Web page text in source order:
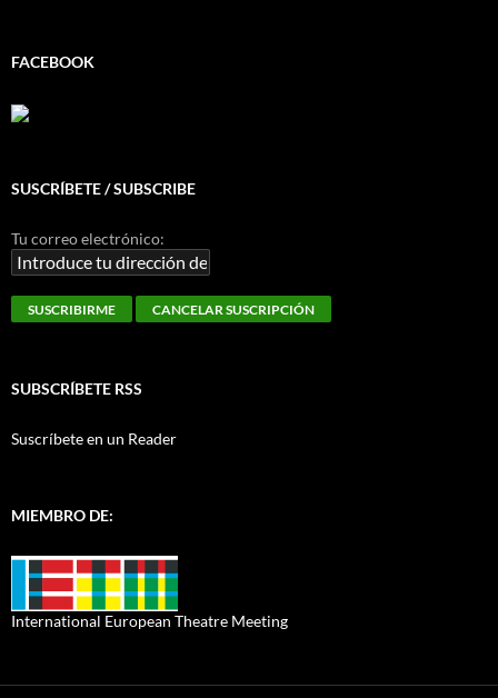
FACEBOOK
SUSCRÍBETE / SUBSCRIBE
Tu correo electrónico:
SUBSCRÍBETE RSS
Suscríbete en un Reader
MIEMBRO DE:
International European Theatre Meeting